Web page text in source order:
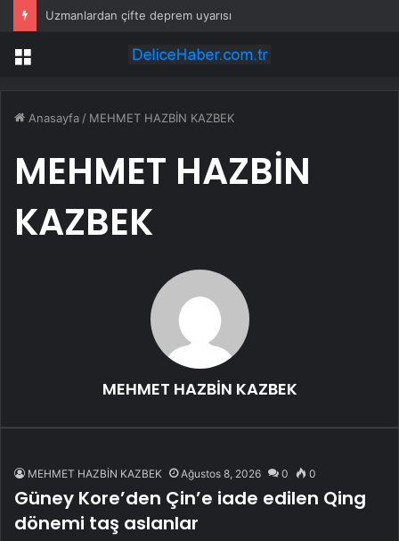
Uzmanlardan çifte deprem uyarısı
Menü
Anasayfa / MEHMET HAZBİN KAZBEK
MEHMET HAZBİN
KAZBEK
MEHMET HAZBİN KAZBEK
MEHMET HAZBİN KAZBEK Ağustos 8, 2026 0 0
Güney Kore’den Çin’e iade edilen Qing
dönemi taş aslanlar